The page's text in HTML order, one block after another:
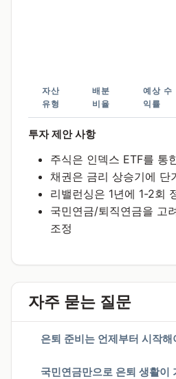
자산
유형
배분
비율
예상 수
익률
투자 제안 사항
주식은 인덱스 ETF를 통
채권은 금리 상승기에 단
리밸런싱은 1년에 1-2회
국민연금/퇴직연금을 고
조정
자주 묻는 질문
은퇴 준비는 언제부터 시작해
국민연금만으로 은퇴 생활이